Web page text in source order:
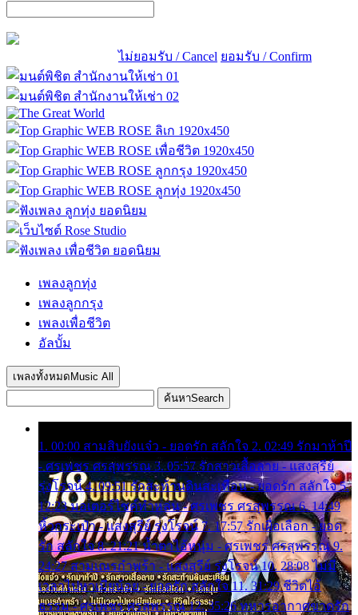
ไม่ยอมรับ / Cancel ยอมรับ / Confirm
เพลงลูกทุ่ง
เพลงลูกกรุง
เพลงเพื่อชีวิต
อัลบั้ม
เพลงทั้งหมด Music All
ค้นหาSearch
1. 00:00 สามสิบยังแจ๋ว - ยอดรัก สลักใจ 2. 02:49 รักมาห้าปี
- ศรเพชร ศรสุพรรณ 3. 05:57 รักสาวเสื้อลาย - แสงสุรีย์
รุ่งโรจน์ 4. 09:51 รักสะท้านดินสะเทือน - ยอดรัก สลักใจ 5.
12:23 มอเตอร์ไซค์ทำหล่น - ศรเพชร ศรสุพรรณ 6. 14:49
หิ้วกระเป๋า - แสงสุรีย์ รุ่งโรจน์ 7. 17:57 รักเผื่อเลือก - ยอด
รัก สลักใจ 8. 21:21 น้ำตาไอ้หนุ่ม - ศรเพชร ศรสุพรรณ 9.
24:27 สามเณรกำพร้า - แสงสุรีย์ รุ่งโรจน์ 10. 28:08 ไม่มี
เวลาไปหาเมียน้อย - ยอดรัก สลักใจ 11. 31:29 ชีวิตไอ้
ธรรม - ศรเพชร ศรสุพรรณ 12. 35:26 ทหารอากาศขาดรัก